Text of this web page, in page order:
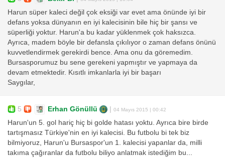
Harun süper kaleci değil çok eksiği var evet ama önünde iyi bir
defans yoksa dünyanın en iyi kalecisinin bile hiç bir şansı ve
süperliği yoktur. Harun'a bu kadar yüklenmek çok haksızca.
Ayrıca, madem böyle bir defansla çıkılıyor o zaman defans önünü
kuvvetlendirmek gerekirdi bence. Ama onu da göremedim.
Bursasporumuz bu sene gerekeni yapmıştır ve yapmaya da
devam etmektedir. Kısıtlı imkanlarla iyi bir başarı
Saygılar,
5 Erhan Gönüllü 04 Mayıs 2015 | 00:42
Harun'un 5. gol hariç hiç bi golde hatası yoktu. Ayrıca bire birde
tartışmasız Türkiye'nin en iyi kalecisi. Bu futbolu bi tek biz
bilmiyoruz, Harun'u Bursaspor'un 1. kalecisi yapanlar da, milli
takıma çağıranlar da futbolu biliyo anlatmak istediğim bu...